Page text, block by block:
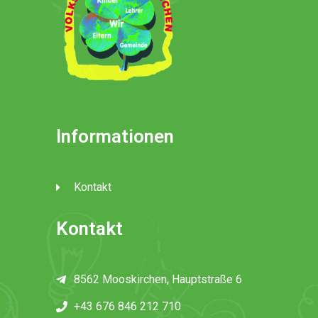
Informationen
Kontakt
Kontakt
8562 Mooskirchen, Hauptstraße 6
+43 676 846 212 710